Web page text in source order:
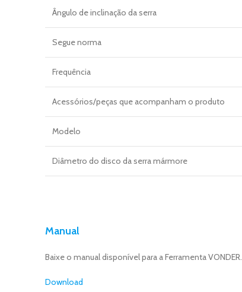
Ângulo de inclinação da serra
Segue norma
Frequência
Acessórios/peças que acompanham o produto
Modelo
Diâmetro do disco da serra mármore
Manual
Baixe o manual disponível para a Ferramenta VONDER.
Download